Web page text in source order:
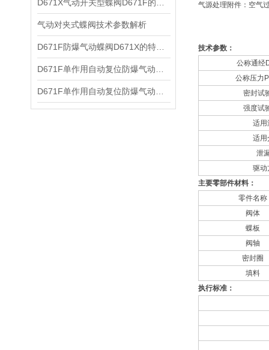
气动对夹式蝶阀技术参数解析
气源处理附件：空气
技术参数：
公称通经
公称压力
密封试
强度试
适用
适用
泄
驱动
主要零部件材料：
零件名称
阀体
蝶板
阀轴
密封圈
填料
执行标准：